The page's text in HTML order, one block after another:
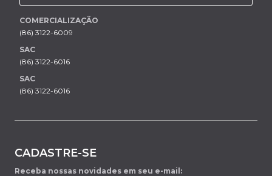
COMERCIALIZAÇÃO
(86) 3122-6009
SAC
(86) 3122-6016
SAC
(86) 3122-6016
CADASTRE-SE
Receba nossas novidades em seu e-mail: